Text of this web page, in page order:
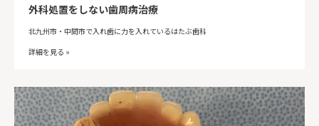
外科処置をしない歯周病治療
北九州市・中間市で入れ歯に力を入れているはたぶ歯科
詳細を見る »